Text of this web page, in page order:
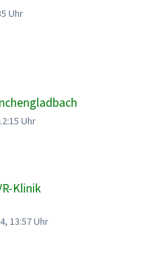
Uhr
Uhr
Klinik
13:57 Uhr